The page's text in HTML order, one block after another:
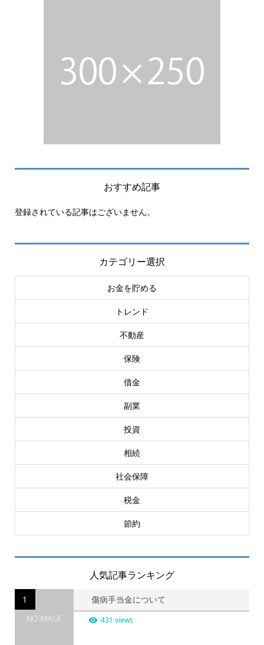
おすすめ記事
登録されている記事はございません。
カテゴリー選択
お金を貯める
トレンド
不動産
保険
借金
副業
投資
相続
社会保障
税金
節約
人気記事ランキング
1 傷病手当金について
431 views